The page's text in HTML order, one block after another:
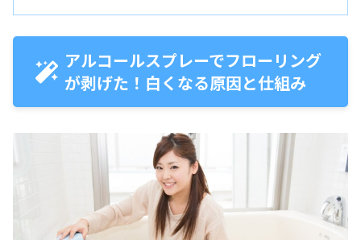
アルコールスプレーでフローリング
が剥げた！白くなる原因と仕組み